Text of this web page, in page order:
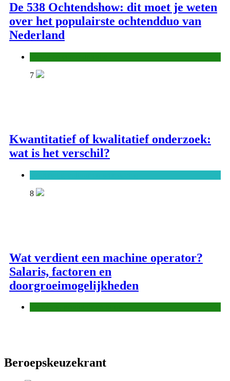
De 538 Ochtendshow: dit moet je weten
over het populairste ochtendduo van
Nederland
7
Kwantitatief of kwalitatief onderzoek:
wat is het verschil?
8
Wat verdient een machine operator?
Salaris, factoren en
doorgroeimogelijkheden
Beroepskeuzekrant